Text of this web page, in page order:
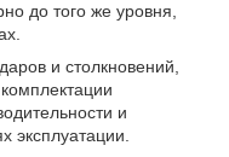
до того же уровня,
и столкновений,
и
эксплуатации.